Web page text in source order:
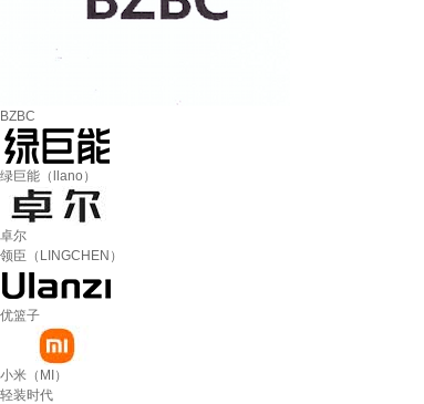
BZBC
绿巨能（llano）
卓尔
领臣（LINGCHEN）
优篮子
小米（MI）
轻装时代